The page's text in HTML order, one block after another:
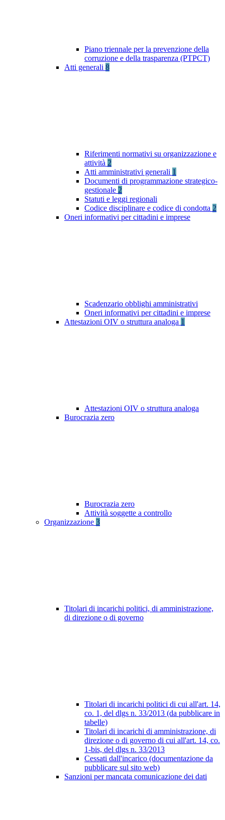
Piano triennale per la prevenzione della
corruzione e della trasparenza (PTPCT)
Atti generali 8
Riferimenti normativi su organizzazione e
attività 2
Atti amministrativi generali 1
Documenti di programmazione strategico-
gestionale 2
Statuti e leggi regionali
Codice disciplinare e codice di condotta 2
Oneri informativi per cittadini e imprese
Scadenzario obblighi amministrativi
Oneri informativi per cittadini e imprese
Attestazioni OIV o struttura analoga 1
Attestazioni OIV o struttura analoga
Burocrazia zero
Burocrazia zero
Attività soggette a controllo
Organizzazione 3
Titolari di incarichi politici, di amministrazione,
di direzione o di governo
Titolari di incarichi politici di cui all'art. 14,
co. 1, del dlgs n. 33/2013 (da pubblicare in
tabelle)
Titolari di incarichi di amministrazione, di
direzione o di governo di cui all'art. 14, co.
1-bis, del dlgs n. 33/2013
Cessati dall'incarico (documentazione da
pubblicare sul sito web)
Sanzioni per mancata comunicazione dei dati